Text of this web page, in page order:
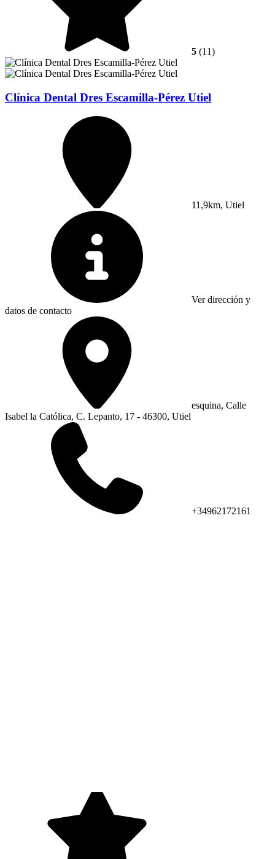
5 (11)
Clínica Dental Dres Escamilla-Pérez Utiel
11,9km, Utiel
Ver dirección y
datos de contacto
esquina, Calle
Isabel la Católica, C. Lepanto, 17 - 46300, Utiel
+34962172161